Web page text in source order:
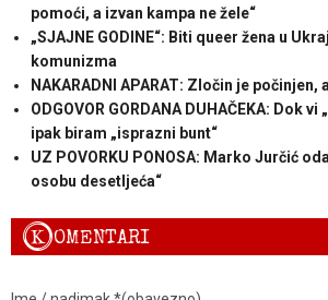
pomoći, a izvan kampa ne žele“
„SJAJNE GODINE“: Biti queer žena u
komunizma
NAKARADNI APARAT: Zločin je počinjen,
ODGOVOR GORDANA DUHAČEKA: Dok
ipak biram „isprazni bunt“
UZ POVORKU PONOSA: Marko Jurčić
osobu desetljeća“
KOMENTARI